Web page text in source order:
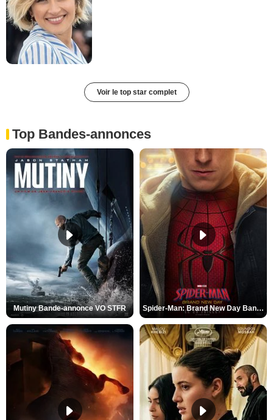
Voir le top star complet
Top Bandes-annonces
Mutiny Bande-annonce VO STFR Spider-Man: Brand New Day Bande-annonce VO STFR